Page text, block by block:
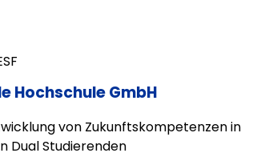
Hochschule GmbH
von Zukunftskompetenzen in
Dual Studierenden